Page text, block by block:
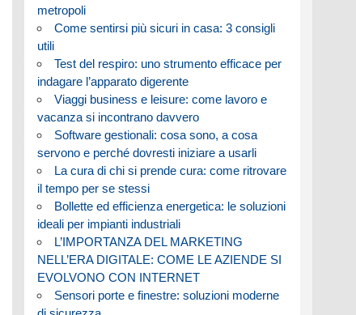
metropoli
Come sentirsi più sicuri in casa: 3 consigli
utili
Test del respiro: uno strumento efficace per
indagare l’apparato digerente
Viaggi business e leisure: come lavoro e
vacanza si incontrano davvero
Software gestionali: cosa sono, a cosa
servono e perché dovresti iniziare a usarli
La cura di chi si prende cura: come ritrovare
il tempo per se stessi
Bollette ed efficienza energetica: le soluzioni
ideali per impianti industriali
L’IMPORTANZA DEL MARKETING
NELL’ERA DIGITALE: COME LE AZIENDE SI
EVOLVONO CON INTERNET
Sensori porte e finestre: soluzioni moderne